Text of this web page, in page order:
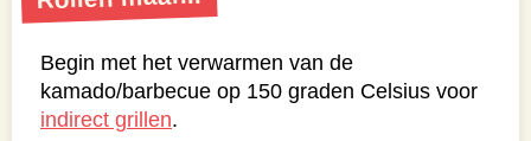
Begin met het verwarmen van de
kamado/barbecue op 150 graden Celsius voor
indirect grillen.